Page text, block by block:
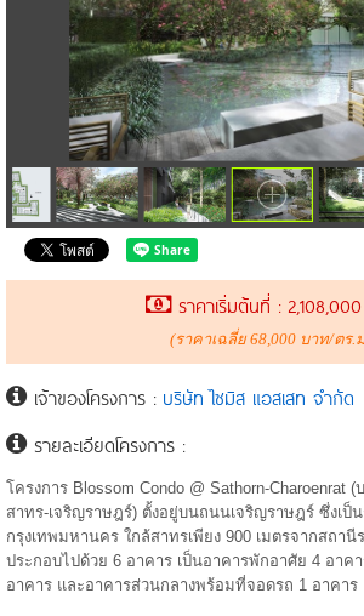
ราคาเริ่มต้นที่ :
(ราคาเฉลี่ย 68,000 บาท/ตร.
เจ้าของโครงการ : บริษัท ไซมิส แอสเสท จํากัด
รายละเอียดโครงการ :
โครงการ Blossom Condo @ Sathorn-
สาทร-เจริญราษฎร์) ตั้งอยู่บนถนนเจริญราษฎร์ ซึ่งเป็
กรุงเทพมหานคร ใกล้สาทรเพียง 900 เมตรจากสถา
ประกอบไปด้วย 6 อาคาร เป็นอาคารพักอาศัย 4 อาค
อาคาร และอาคารส่วนกลางพร้อมที่จอดรถ 1 อาคาร